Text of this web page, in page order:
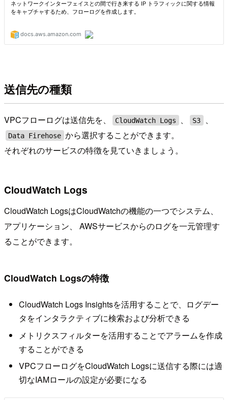
送信先の種類
VPCフローログは送信先を、 CloudWatch Logs 、 S3 、
Data Firehose から選択することができます。
それぞれのサービスの特徴を見ていきましょう。
CloudWatch Logs
CloudWatch LogsはCloudWatchの機能の一つでシステム、
アプリケーション、 AWSサービスからのログを一元管理す
ることができます。
CloudWatch Logsの特徴
CloudWatch Logs Insightsを活用することで、ログデー
タをインタラクティブに検索および分析できる
メトリクスフィルターを活用することでアラームを作成
することができる
VPCフローログをCloudWatch Logsに送信する際には適
切なIAMロールの設定が必要になる